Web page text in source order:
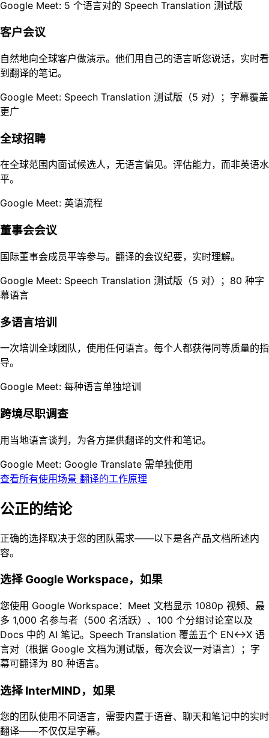
Google Meet: 5 个语言对的 Speech Translation 测试版
客户会议
自然地向全球客户做演示。他们用自己的语言听您说话，实时看
到翻译的笔记。
Google Meet: Speech Translation 测试版（5 对）；字幕覆盖
更广
全球招聘
在全球范围内面试候选人，无语言偏见。评估能力，而非英语水
平。
Google Meet: 英语流程
董事会会议
国际董事会成员平等参与。翻译的会议纪要，实时理解。
Google Meet: Speech Translation 测试版（5 对）；80 种字
幕语言
多语言培训
一次培训全球团队，使用任何语言。每个人都获得同等质量的指
导。
Google Meet: 每种语言单独培训
跨境尽职调查
用当地语言谈判，为各方提供翻译的文件和笔记。
Google Meet: Google Translate 需单独使用
查看所有使用场景 翻译的工作原理
公正的结论
正确的选择取决于您的团队需求——以下是各产品文档所述内
容。
选择 Google Workspace，如果
您使用 Google Workspace：Meet 文档显示 1080p 视频、最
多 1,000 名参与者（500 名活跃）、100 个分组讨论室以及
Docs 中的 AI 笔记。Speech Translation 覆盖五个 EN↔X 语
言对（根据 Google 文档为测试版，每次会议一对语言）；字
幕可翻译为 80 种语言。
选择 InterMIND，如果
您的团队使用不同语言，需要内置于语音、聊天和笔记中的实时
翻译——不仅仅是字幕。